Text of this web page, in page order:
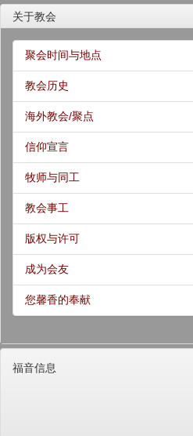
关于教会
聚会时间与地点
教会历史
海外教会/聚点
信仰宣言
牧师与同工
教会事工
版权与许可
成为会友
您馨香的奉献
福音信息